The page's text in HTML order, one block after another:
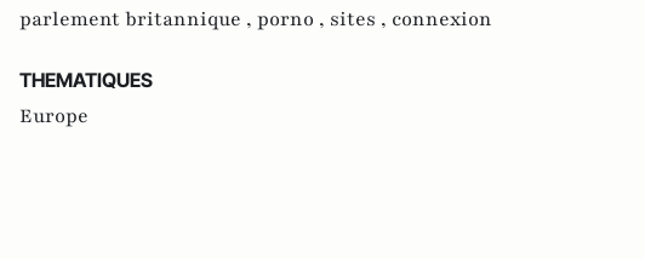
parlement britannique , porno , sites , connexion
THEMATIQUES
Europe